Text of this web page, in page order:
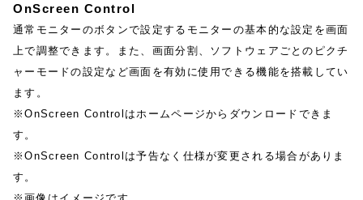
OnScreen Control
通常モニターのボタンで設定するモニターの基本的な設定を画面
上で調整できます。また、画面分割、ソフトウェアごとのピクチ
ャーモードの設定など画面を有効に使用できる機能を搭載してい
ます。
※OnScreen Controlはホームページからダウンロードできま
す。
※OnScreen Controlは予告なく仕様が変更される場合がありま
す。